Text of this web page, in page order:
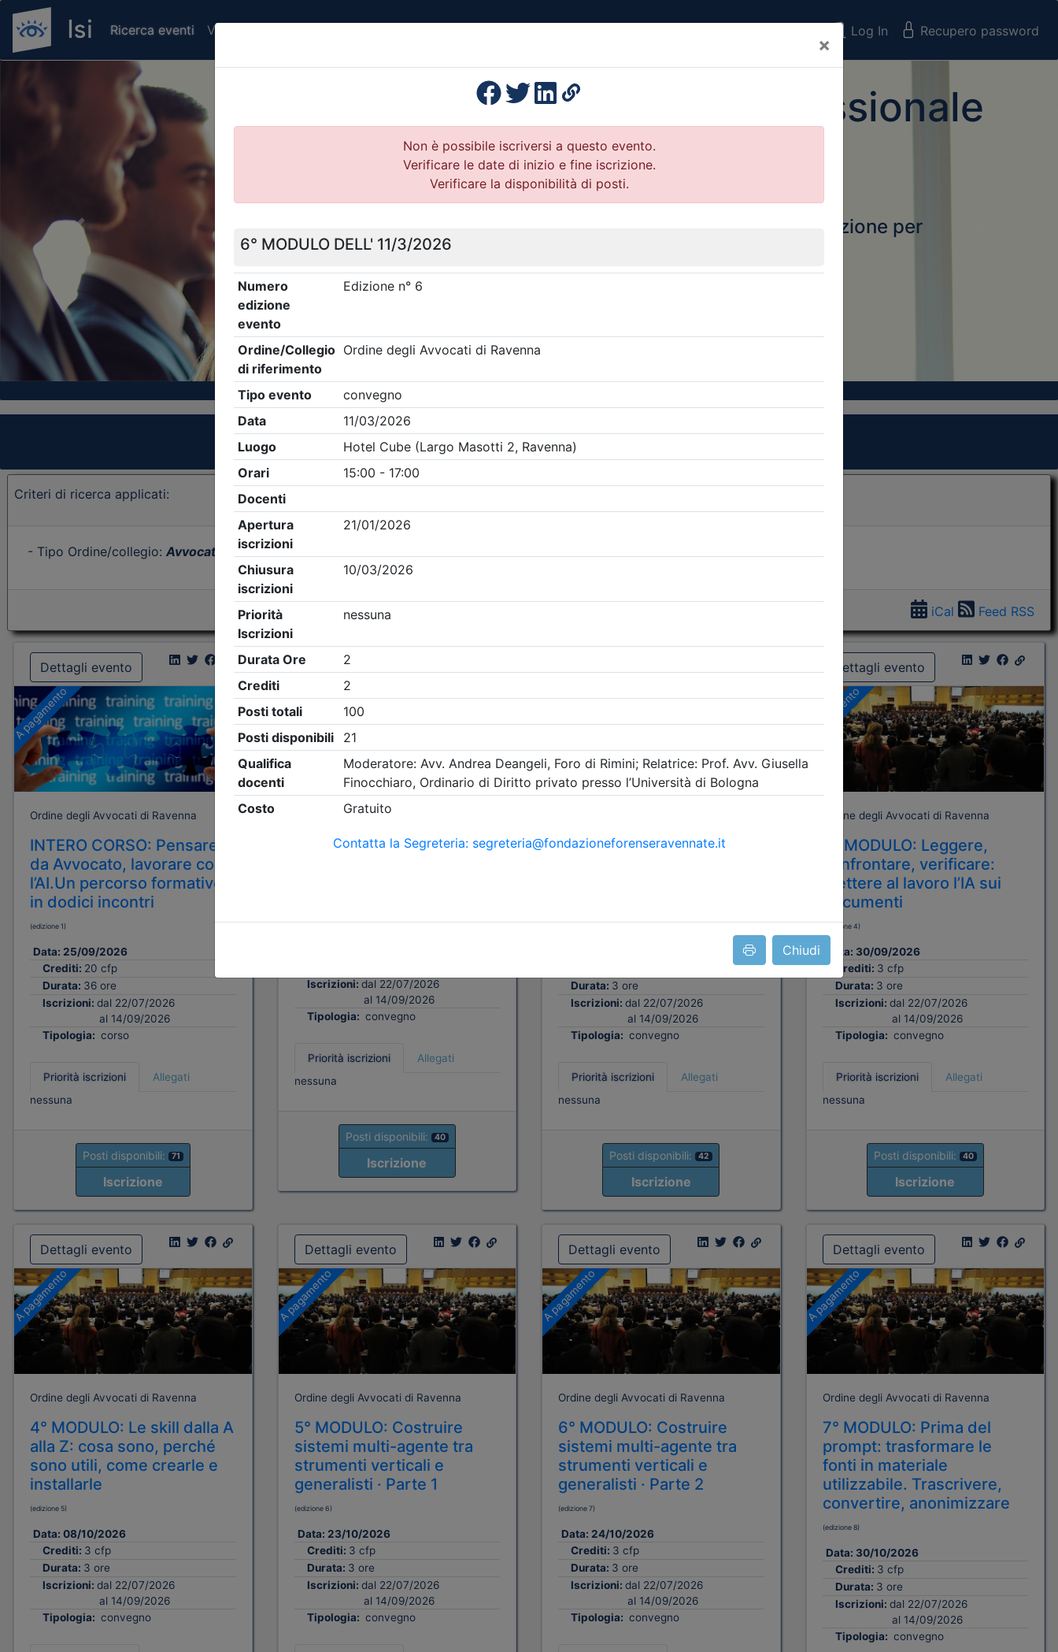
×
Chiudi
Ricerca eventi Verifica attestato di presenza Log In Recupero password
Formazione Professionale
Continua
Il portale della formazione per
Previous
Clicca qui - espandi la sezione dei filtri ricerca eventi
Criteri di ricerca applicati:
- Tipo Ordine/collegio: Avvocati - Ordine:Ravenna
iCal Feed RSS
Dettagli evento
A pagamento
Ordine degli Avvocati di Ravenna
INTERO CORSO: Pensare
da Avvocato, lavorare con
l’AI.Un percorso formativo
in dodici incontri
(edizione 1)
Data: 25/09/2026
Crediti: 20 cfp
Durata: 36 ore
Iscrizioni: dal 22/07/2026
al 14/09/2026
Tipologia: corso
Priorità iscrizioni
Allegati
nessuna
Posti disponibili: 71
Iscrizione
Dettagli evento
A pagamento
Ordine degli Avvocati di Ravenna
1° MODULO: Ricerca
Iscrizioni: dal 22/07/2026
al 14/09/2026
Tipologia: convegno
Priorità iscrizioni
Allegati
nessuna
Posti disponibili: 40
Iscrizione
A pagamento
2° MODULO: Colloquiare
Durata: 3 ore
Iscrizioni: dal 22/07/2026
al 14/09/2026
Tipologia: convegno
Priorità iscrizioni
Allegati
nessuna
Posti disponibili: 42
Iscrizione
Dettagli evento
A pagamento
Ordine degli Avvocati di Ravenna
3° MODULO: Leggere,
confrontare, verificare:
mettere al lavoro l’IA sui
documenti
(edizione 4)
Data: 30/09/2026
Crediti: 3 cfp
Durata: 3 ore
Iscrizioni: dal 22/07/2026
al 14/09/2026
Tipologia: convegno
Priorità iscrizioni
Allegati
nessuna
Posti disponibili: 40
Iscrizione
Dettagli evento
A pagamento
Ordine degli Avvocati di Ravenna
4° MODULO: Le skill dalla A
alla Z: cosa sono, perché
sono utili, come crearle e
installarle
(edizione 5)
Data: 08/10/2026
Crediti: 3 cfp
Durata: 3 ore
Iscrizioni: dal 22/07/2026
al 14/09/2026
Tipologia: convegno
Dettagli evento
A pagamento
Ordine degli Avvocati di Ravenna
5° MODULO: Costruire
sistemi multi-agente tra
strumenti verticali e
generalisti · Parte 1
(edizione 6)
Data: 23/10/2026
Crediti: 3 cfp
Durata: 3 ore
Iscrizioni: dal 22/07/2026
al 14/09/2026
Tipologia: convegno
Dettagli evento
A pagamento
Ordine degli Avvocati di Ravenna
6° MODULO: Costruire
sistemi multi-agente tra
strumenti verticali e
generalisti · Parte 2
(edizione 7)
Data: 24/10/2026
Crediti: 3 cfp
Durata: 3 ore
Iscrizioni: dal 22/07/2026
al 14/09/2026
Tipologia: convegno
Dettagli evento
A pagamento
Ordine degli Avvocati di Ravenna
7° MODULO: Prima del
prompt: trasformare le
fonti in materiale
utilizzabile. Trascrivere,
convertire, anonimizzare
(edizione 8)
Data: 30/10/2026
Crediti: 3 cfp
Durata: 3 ore
Iscrizioni: dal 22/07/2026
al 14/09/2026
Tipologia: convegno